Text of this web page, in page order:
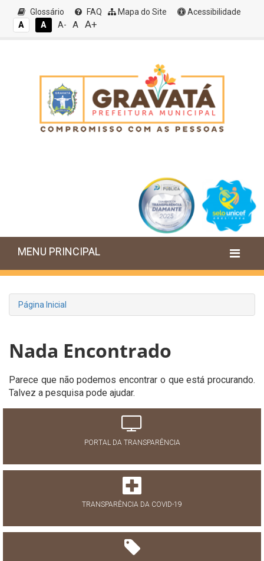
Glossário FAQ Mapa do Site
Acessibilidade
A
A A- A A+
MENU PRINCIPAL
Página Inicial
Nada Encontrado
Parece que não podemos encontrar o que está procurando.
Talvez a pesquisa pode ajudar.
PORTAL DA TRANSPARÊNCIA
TRANSPARÊNCIA DA COVID-19